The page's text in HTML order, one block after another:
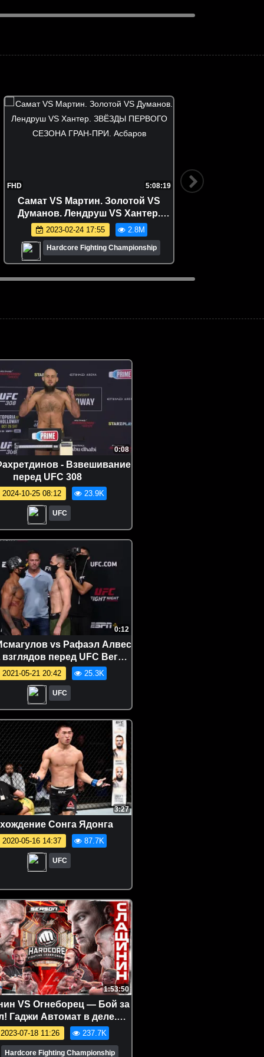
FHD 5:08:19
Самат VS Мартин. Золотой VS
Думанов. Лендруш VS Хантер.
ЗВЁЗДЫ ПЕРВОГО СЕЗОНА ГРАН-
ПРИ. Асбаров
2023-02-24 17:55 2.8M
Hardcore Fighting Championship
0:08
- Взвешивание
перед UFC 308
2024-10-25 08:12 23.9K
UFC
0:12
vs Рафаэл Алвес
перед UFC Вегас
27
2021-05-21 20:42 25.3K
UFC
3:27
Сонга Ядонга
2020-05-16 14:37 87.7K
UFC
1:53:50
VS Огнеборец — Бой за
Гаджи Автомат в деле.
от Хадиса. Ламанборз VS
ЧемпТут
2023-07-18 11:26 237.7K
Hardcore Fighting Championship